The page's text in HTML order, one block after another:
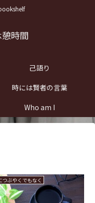
時間
己語り
時には賢者の言葉
Who am I
つぶやくでもなく